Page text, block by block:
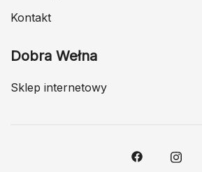
Kontakt
Dobra Wełna
Sklep internetowy